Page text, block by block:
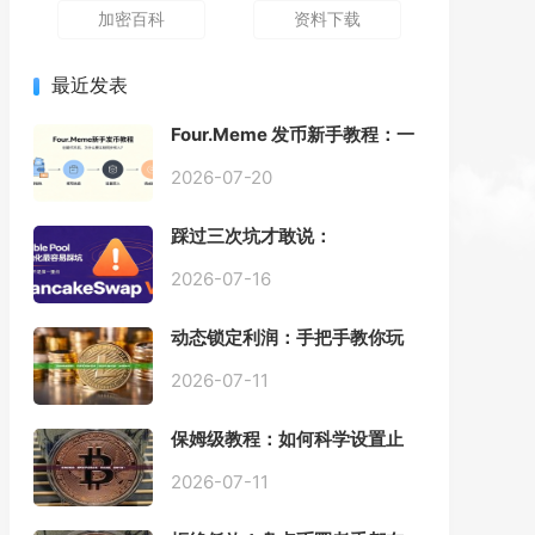
加密百科 资料下载
最近发表
Four.Meme 发币新手教程：一
动踩坑
2026-07-20
踩过三次坑才敢说：
Pool 最容易翻车的不是手续
2026-07-16
动态锁定利润：手把手教你玩
2026-07-11
保姆级教程：如何科学设置止
2026-07-11